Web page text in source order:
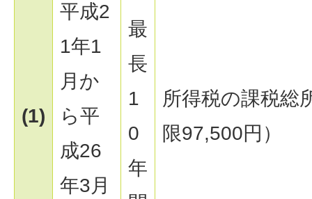
(1)
平成2
1年1
月か
ら平
成26
年3月
最
長
1
0
年
所得税の課税総
限97,500円）